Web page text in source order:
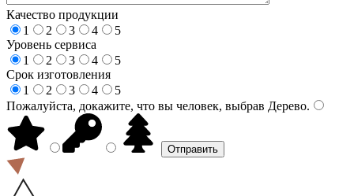
Качество продукции
1
2 3 4
5
Уровень сервиса
1
2 3 4
5
Срок изготовления
1
2 3 4
5
Пожалуйста, докажите, что вы человек, выбрав Дерево.